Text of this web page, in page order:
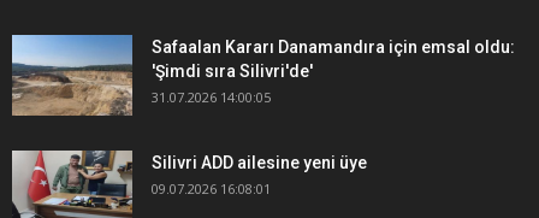
Safaalan Kararı Danamandıra için emsal oldu:
'Şimdi sıra Silivri'de'
31.07.2026 14:00:05
Silivri ADD ailesine yeni üye
09.07.2026 16:08:01